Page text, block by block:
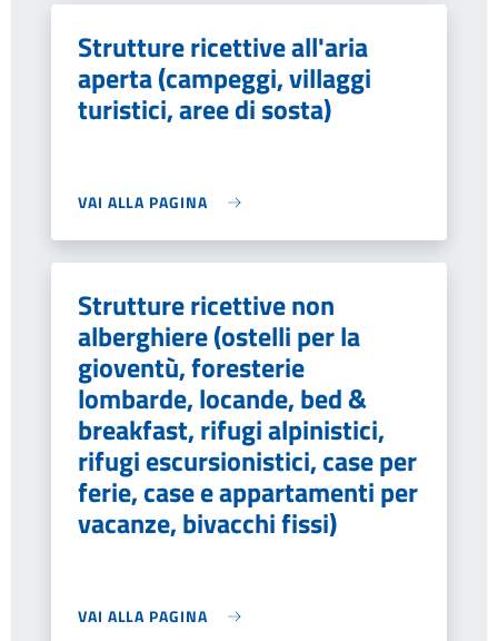
Strutture ricettive all'aria
aperta (campeggi, villaggi
turistici, aree di sosta)
VAI ALLA PAGINA
Strutture ricettive non
alberghiere (ostelli per la
gioventù, foresterie
lombarde, locande, bed &
breakfast, rifugi alpinistici,
rifugi escursionistici, case per
ferie, case e appartamenti per
vacanze, bivacchi fissi)
VAI ALLA PAGINA